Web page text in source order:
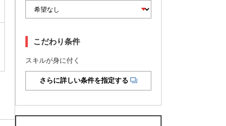
こだわり条件
スキルが身に付く
さらに詳しい条件を指定する